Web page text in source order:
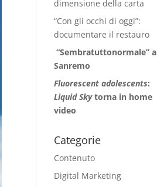
dimensione della carta
“Con gli occhi di oggi”:
documentare il restauro
“Sembratuttonormale” a
Sanremo
Fluorescent adolescents:
Liquid Skytorna in home
video
Categorie
Contenuto
Digital Marketing